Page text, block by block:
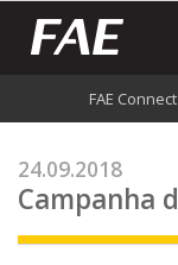
FAE Connect
24.09.2018
Campanha